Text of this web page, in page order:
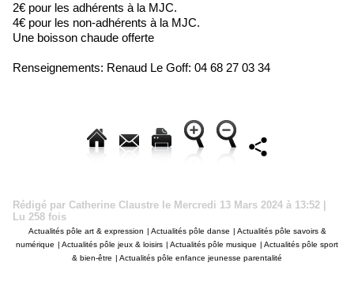
2€ pour les adhérents à la MJC.
4€ pour les non-adhérents à la MJC.
Une boisson chaude offerte
Renseignements: Renaud Le Goff: 04 68 27 03 34
Rédigé par Catherine Claustre le Mercredi 13 Mars 2024 à 13:52 |
Lu 258 fois
Actualités pôle art & expression | Actualités pôle danse | Actualités pôle savoirs &
numérique | Actualités pôle jeux & loisirs | Actualités pôle musique | Actualités pôle sport
& bien-être | Actualités pôle enfance jeunesse parentalité